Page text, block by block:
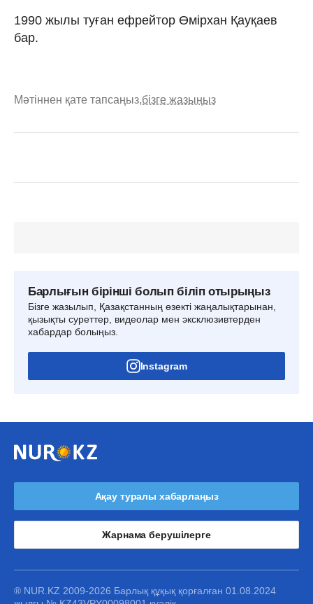
1990 жылы туған ефрейтор Өмірхан Қауқаев
бар.
Мәтіннен қате тапсаңыз,бізге жазыңыз
Барлығын бірінші болып біліп отырыңыз
Бізге жазылып, Қазақстанның өзекті жаңалықтарынан,
қызықты суреттер, видеолар мен эксклюзивтерден
хабардар болыңыз.
Instagram
Ақау туралы хабарлаңыз
Жарнама берушілерге
® NUR.KZ 2009-2026 Барлық құқық қорғалған 01.08.2024